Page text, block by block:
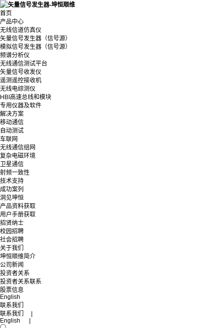
首页
产品中心
无线信道仿真仪
矢量信号发生器（信号源）
模拟信号发生器（信号源）
频谱分析仪
无线通信测试平台
矢量信号收发仪
遥测遥控接收机
无线电综测仪
HBI高速总线和模块
专用仪器及软件
解决方案
移动通信
自动测试
车联网
无线通信组网
复杂电磁环境
卫星通信
射频一致性
技术支持
成功案列
洞见坤恒
产品资料获取
用户手册获取
招贤纳士
校园招聘
社会招聘
关于我们
坤恒顺维简介
公司新闻
投资者关系
投资者关系联系
股票信息
English
联系我们
联系我们 |
English |